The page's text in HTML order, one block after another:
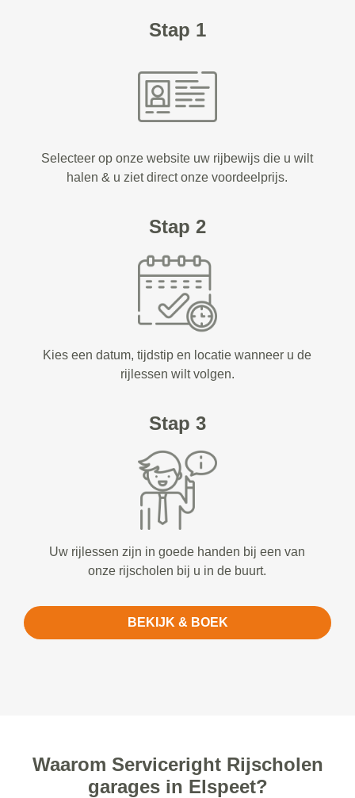
Stap 1
Selecteer op onze website uw rijbewijs die u wilt
halen & u ziet direct onze voordeelprijs.
Stap 2
Kies een datum, tijdstip en locatie wanneer u de
rijlessen wilt volgen.
Stap 3
Uw rijlessen zijn in goede handen bij een van
onze rijscholen bij u in de buurt.
BEKIJK & BOEK
Waarom Serviceright Rijscholen
garages in Elspeet?